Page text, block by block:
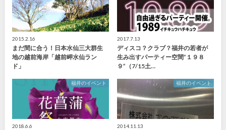
2015.2.16
まだ間に合う！日本水仙三大群生
地の越前海岸「越前岬水仙ラン
ド」
2017.7.13
ディスコ？クラブ？福井の若者が
生み出すパーティー空間”１９８
９”（7/15土…
福井のイベント
2018.6.6
福井のイベント
2014.11.13